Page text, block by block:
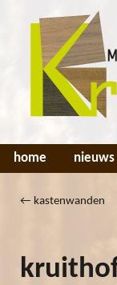
home nieuws
← kastenwanden